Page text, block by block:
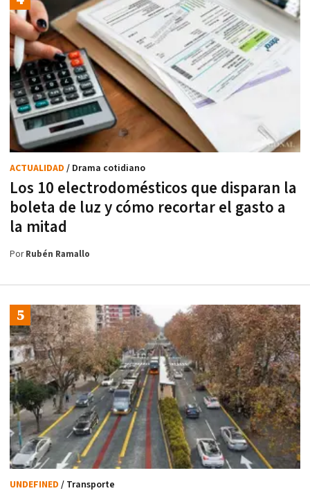
Los 10 electrodomésticos que disparan la
boleta de luz y cómo recortar el gasto a
la mitad
ACTUALIDAD / Drama cotidiano
PorRubén Ramallo
UNDEFINED / Transporte